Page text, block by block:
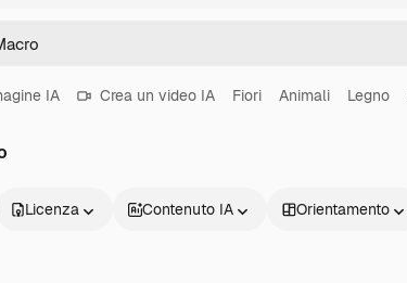
IA Crea un video IA Fiori Animali Legno
Licenza Contenuto IA Orientamento